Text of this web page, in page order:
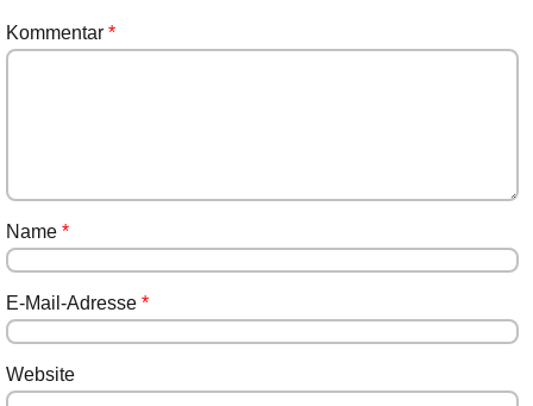
Kommentar *
Name *
E-Mail-Adresse *
Website